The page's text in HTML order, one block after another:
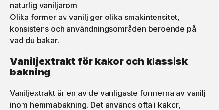
naturlig vaniljarom
Olika former av vanilj ger olika smakintensitet,
konsistens och användningsområden beroende på
vad du bakar.
Vaniljextrakt för kakor och klassisk
bakning
Vaniljextrakt är en av de vanligaste formerna av vanilj
inom hemmabakning. Det används ofta i kakor,